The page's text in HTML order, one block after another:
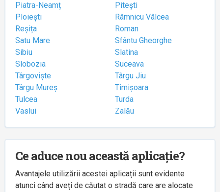
Piatra-Neamț
Pitești
Ploiești
Râmnicu Vâlcea
Reșița
Roman
Satu Mare
Sfântu Gheorghe
Sibiu
Slatina
Slobozia
Suceava
Târgoviște
Târgu Jiu
Târgu Mureș
Timișoara
Tulcea
Turda
Vaslui
Zalău
Ce aduce nou această aplicație?
Avantajele utilizării acestei aplicații sunt evidente
atunci când aveți de căutat o stradă care are alocate